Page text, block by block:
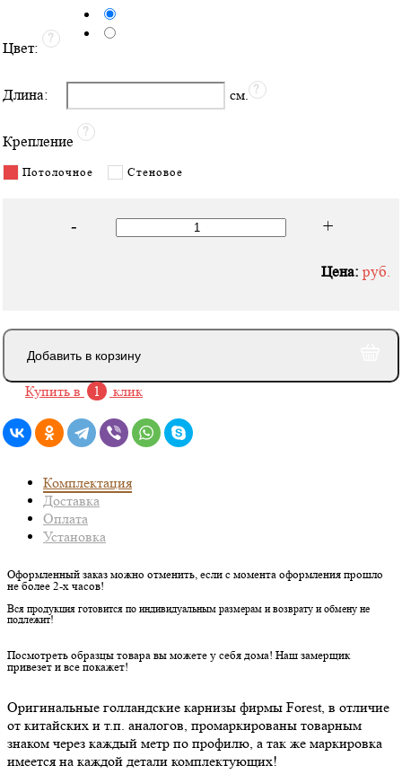
Цвет:
Длина: см.
Крепление
Потолочное Стеновое
- +
Цена: руб.
Добавить в корзину
Купить в 1 клик
Комплектация
Доставка
Оплата
Установка
Оформленный заказ можно отменить, если с момента оформления прошло
не более 2-х часов!
Вся продукция готовится по индивидуальным размерам и возврату и обмену не
подлежит!
Посмотреть образцы товара вы можете у себя дома! Наш замерщик
привезет и все покажет!
Оригинальные голландские карнизы фирмы Forest, в отличие
от китайских и т.п. аналогов, промаркированы товарным
знаком через каждый метр по профилю, а так же маркировка
имеется на каждой детали комплектующих!